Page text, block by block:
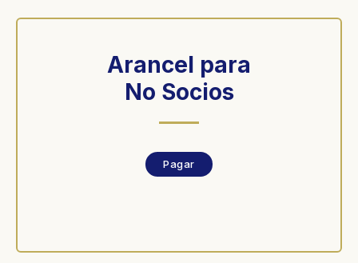
Arancel para
No Socios
Pagar